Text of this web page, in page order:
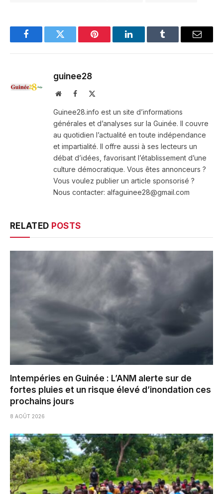
FacebookTwitter Pinterest LinkedInTumblr Email
guinee28
WebsiteFacebook
Guinee28.info est un site d’informations
générales et d’analyses sur la Guinée. Il couvre
au quotidien l’actualité en toute indépendance
et impartialité. Il offre aussi à ses lecteurs un
débat d’idées, favorisant l’établissement d’une
culture démocratique. Vous êtes annonceurs ?
Vous voulez publier un article sponsorisé ?
Nous contacter: alfaguinee28@gmail.com
RELATED POSTS
Intempéries en Guinée : L’ANM alerte sur de
fortes pluies et un risque élevé d’inondation ces
prochains jours
8 AOÛT 2026